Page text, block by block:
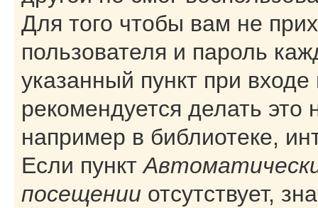
Для того чтобы вам не
пользователя и пароль
указанный пункт при
рекомендуется делать
например в библиотеке,
Если пункт
посещении отсутствует,